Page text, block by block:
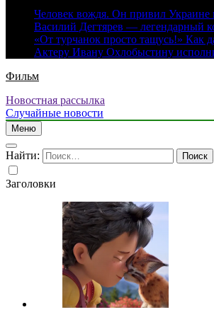
Человек вождя. Он привил Украине
Василий Дегтярев — легендарный
«От турчанок просто тащусь!» Как
Актеру Ивану Охлобыстину
Фильм
Новостная рассылка
Случайные новости
Меню
Найти:
Заголовки